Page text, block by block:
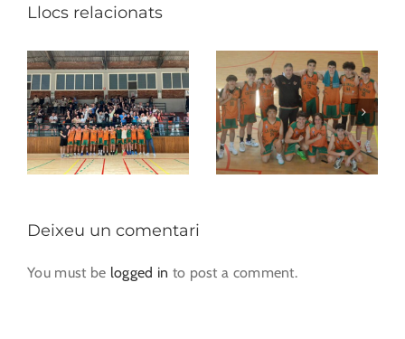
Llocs relacionats
Deixeu un comentari
You must be logged in to post a comment.